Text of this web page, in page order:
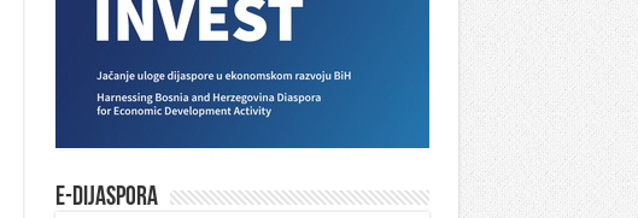
E-DIJASPORA